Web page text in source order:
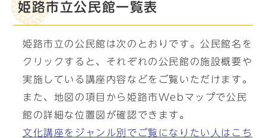
姫路市立公民館一覧表
姫路市立の公民館は次のとおりです。公民館名を
クリックすると、それぞれの公民館の施設概要や
実施している講座内容などをご覧いただけます。
また、地図の項目から姫路市Webマップで公民
館の詳細な位置図が確認できます。
文化講座をジャンル別でご覧になりたい人はこち